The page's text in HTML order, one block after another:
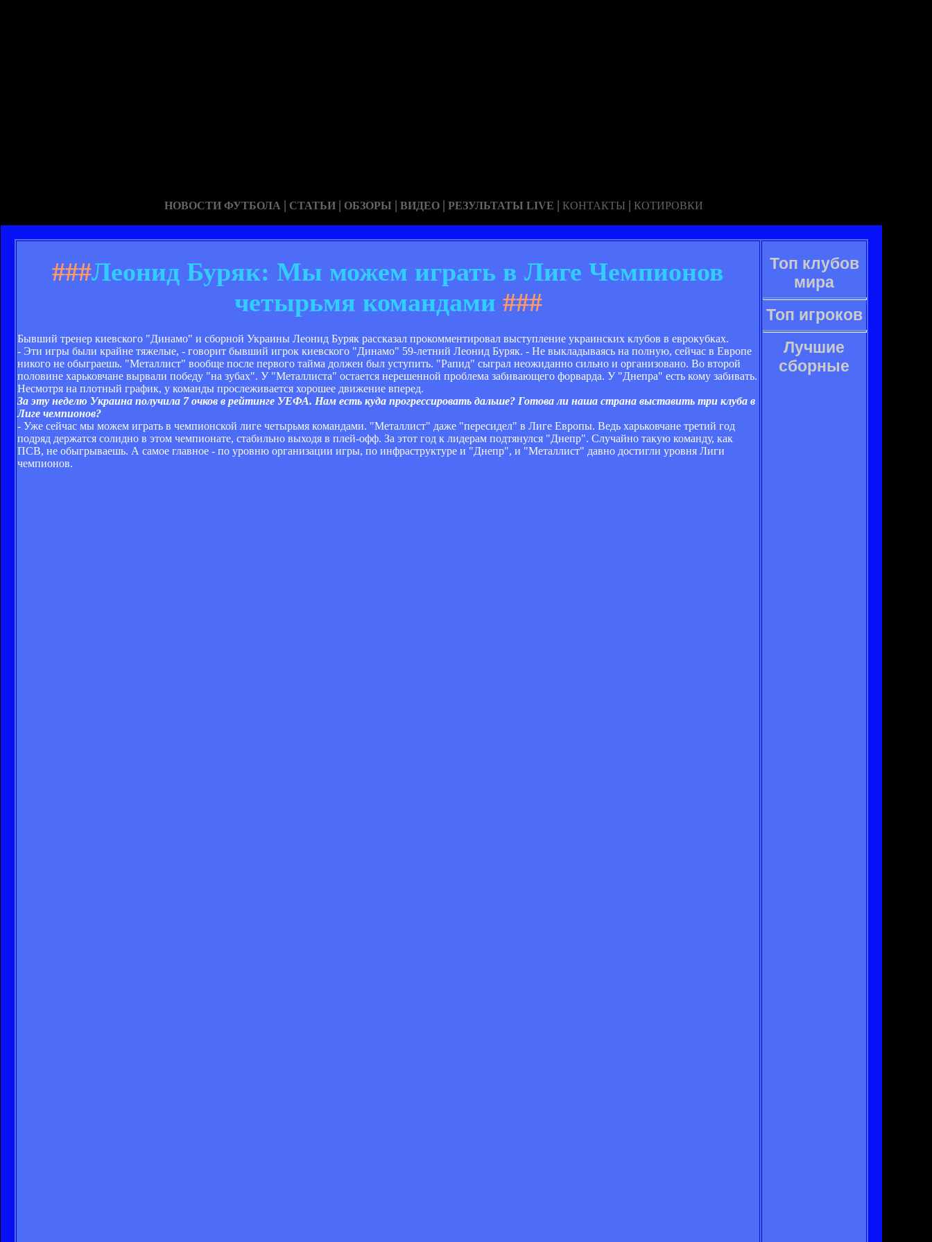
НОВОСТИ ФУТБОЛА | СТАТЬИ | ОБЗОРЫ | ВИДЕО | РЕЗУЛЬТАТЫ LIVE | КОНТАКТЫ | КОТИРОВКИ
###Леонид Буряк: Мы можем играть в Лиге Чемпионов
четырьмя командами ###
Бывший тренер киевского "Динамо" и сборной Украины Леонид Буряк рассказал прокомментировал выступление украинских клубов в еврокубках.
- Эти игры были крайне тяжелые, - говорит бывший игрок киевского "Динамо" 59-летний Леонид Буряк. - Не выкладываясь на полную, сейчас в Европе
никого не обыграешь. "Металлист" вообще после первого тайма должен был уступить. "Рапид" сыграл неожиданно сильно и организовано. Во второй
половине харьковчане вырвали победу "на зубах". У "Металлиста" остается нерешенной проблема забивающего форварда. У "Днепра" есть кому забивать.
Несмотря на плотный график, у команды прослеживается хорошее движение вперед.
За эту неделю Украина получила 7 очков в рейтинге УЕФА. Нам есть куда прогрессировать дальше? Готова ли наша страна выставить три клуба в
Лиге чемпионов?
- Уже сейчас мы можем играть в чемпионской лиге четырьмя командами. "Металлист" даже "пересидел" в Лиге Европы. Ведь харьковчане третий год
подряд держатся солидно в этом чемпионате, стабильно выходя в плей-офф. За этот год к лидерам подтянулся "Днепр". Случайно такую команду, как
ПСВ, не обыгрываешь. А самое главное - по уровню организации игры, по инфраструктуре и "Днепр", и "Металлист" давно достигли уровня Лиги
чемпионов.
Топ клубов
мира
Топ игроков
Лучшие
сборные